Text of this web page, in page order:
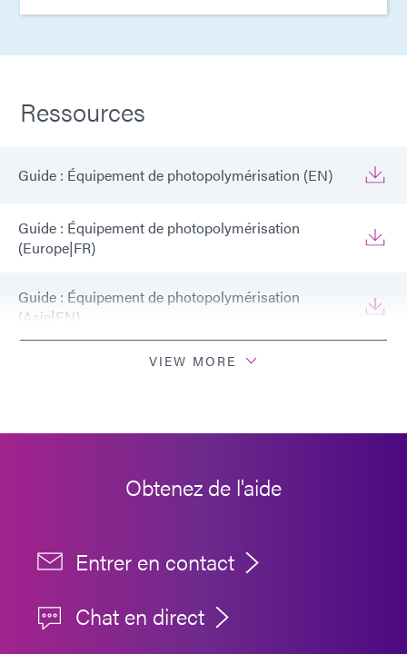
Ressources
Guide : Équipement de photopolymérisation (EN)
Guide : Équipement de photopolymérisation
(Europe|FR)
Guide : Équipement de photopolymérisation
(Asie|EN)
Guide : Équipement de dosage (FR)
Guide : Équipement de dosage (Europe|FR)
(Amériques|ES)
Guide : Équipement de dosage (Amériques | ES)
VIEW MORE
Obtenez de l'aide
Entrer en contact
Chat en direct